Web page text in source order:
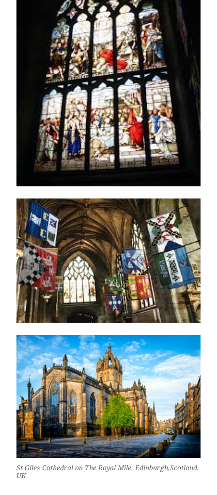
St Giles Cathedral on The Royal Mile, Edinburgh,Scotland,
UK